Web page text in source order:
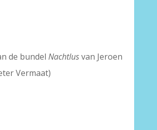
de bundel Nachtlusvan Jeroen
Vermaat)